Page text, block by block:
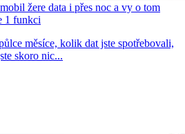
žere data i přes noc a vy o tom
1 funkci
měsíce, kolik dat jste spotřebovali,
skoro nic...